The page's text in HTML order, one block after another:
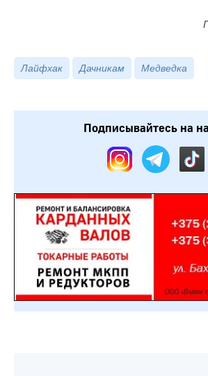
Лайфхак Дачникам Медведка
Подписывайтесь на